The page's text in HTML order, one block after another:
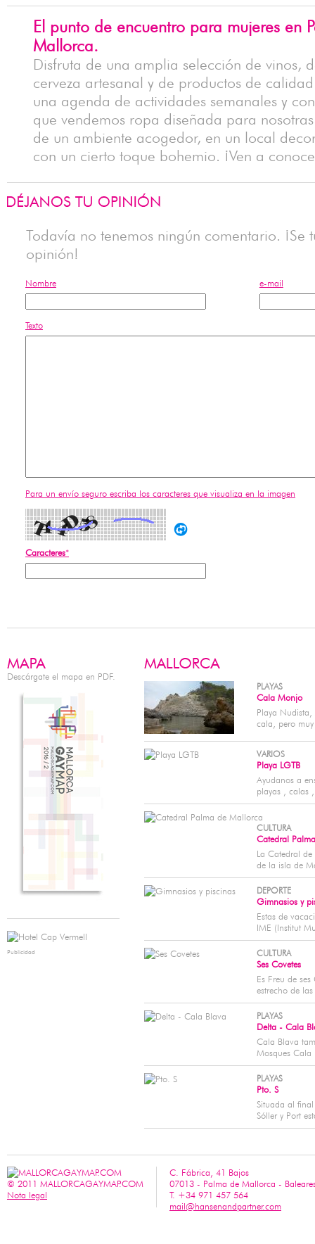
El punto de encuentro para mujeres en
Mallorca.
Disfruta de una amplia selección de vinos,
cerveza artesanal y de productos de
una agenda de actividades semanales y
que vendemos ropa diseñada para
de un ambiente acogedor, en un local
con un cierto toque bohemio. ¡Ven a
Todavía no tenemos ningún comentario.
opinión!
Nombre e-mail
Texto
Para un envío seguro escriba los caracteres que visualiza en la imagen
Caracteres*
Descárgate el mapa en PDF.
Publicidad
PLAYAS
Cala Monjo
Playa Nudista,
cala, pero
VARIOS
Playa LGTB
Ayudanos a
playas , calas
CULTURA
Catedral
La Catedral
de la isla de
DEPORTE
Gimnasios y
Estas de
IME (Institut
CULTURA
Ses Covetes
Es Freu de
estrecho de
PLAYAS
Delta - Cala
Cala Blava
Mosques Cala
PLAYAS
Pto. S
Situada al
Sóller y Port
© 2011 MALLORCAGAYMAP.COM
Nota legal
C. Fábrica, 41 Bajos
07013 - Palma de Mallorca -
T. +34 971 457 564
mail@hansenandpartner.com